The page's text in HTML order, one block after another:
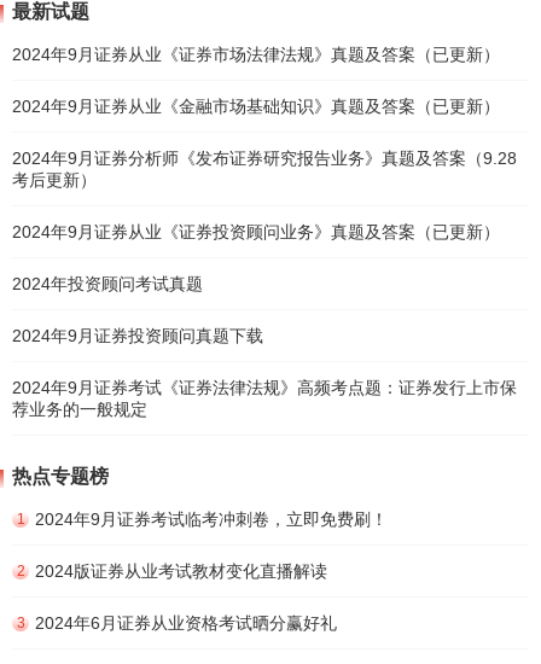
最新试题
2024年9月证券从业《证券市场法律法规》真题及答案（已更新）
2024年9月证券从业《金融市场基础知识》真题及答案（已更新）
2024年9月证券分析师《发布证券研究报告业务》真题及答案（9.28
考后更新）
2024年9月证券从业《证券投资顾问业务》真题及答案（已更新）
2024年投资顾问考试真题
2024年9月证券投资顾问真题下载
2024年9月证券考试《证券法律法规》高频考点题：证券发行上市保
荐业务的一般规定
热点专题榜
1 2024年9月证券考试临考冲刺卷，立即免费刷！
2 2024版证券从业考试教材变化直播解读
3 2024年6月证券从业资格考试晒分赢好礼